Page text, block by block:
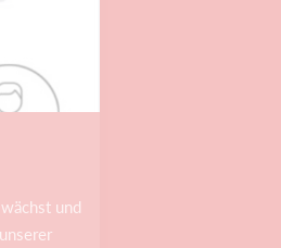
und